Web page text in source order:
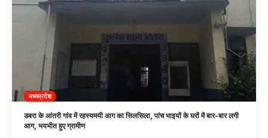
मध्यप्रदेश
डबरा के आंतरी गांव में रहस्यमयी आग का सिलसिला, पांच भाइयों के घरों में बार-बार लगी
आग, भयभीत हुए ग्रामीण